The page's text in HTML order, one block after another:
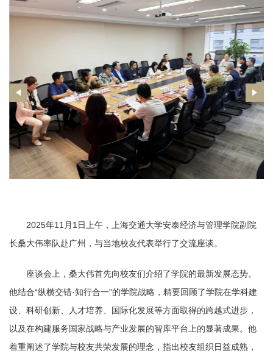
2025年11月1日上午，上海交通大学安泰经济与管理学院副院
长桑大伟率队赴广州，与当地校友代表举行了交流座谈。
座谈会上，桑大伟首先向校友们介绍了学院的最新发展态势。
他结合“纵横交错·知行合一”的学院战略，精要回顾了学院在学科建
设、科研创新、人才培养、国际化发展等方面取得的跨越式进步，
以及在构建服务国家战略与产业发展的智库平台上的显著成果。他
着重阐述了学院与校友共荣发展的理念，指出校友组织日益成熟，